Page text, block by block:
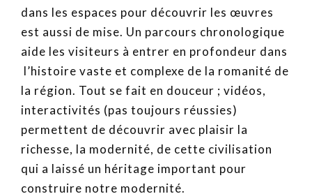
dans les espaces pour découvrir les œuvres
est aussi de mise. Un parcours chronologique
aide les visiteurs à entrer en profondeur dans
l’histoire vaste et complexe de la romanité de
la région. Tout se fait en douceur ; vidéos,
interactivités (pas toujours réussies)
permettent de découvrir avec plaisir la
richesse, la modernité, de cette civilisation
qui a laissé un héritage important pour
construire notre modernité.